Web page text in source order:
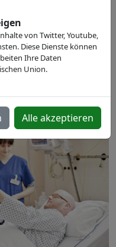
40, 47805
von Twitter, Youtube,
Diese Dienste können
Ihre Daten
Union.
Alle akzeptieren